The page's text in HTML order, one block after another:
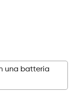
una batteria